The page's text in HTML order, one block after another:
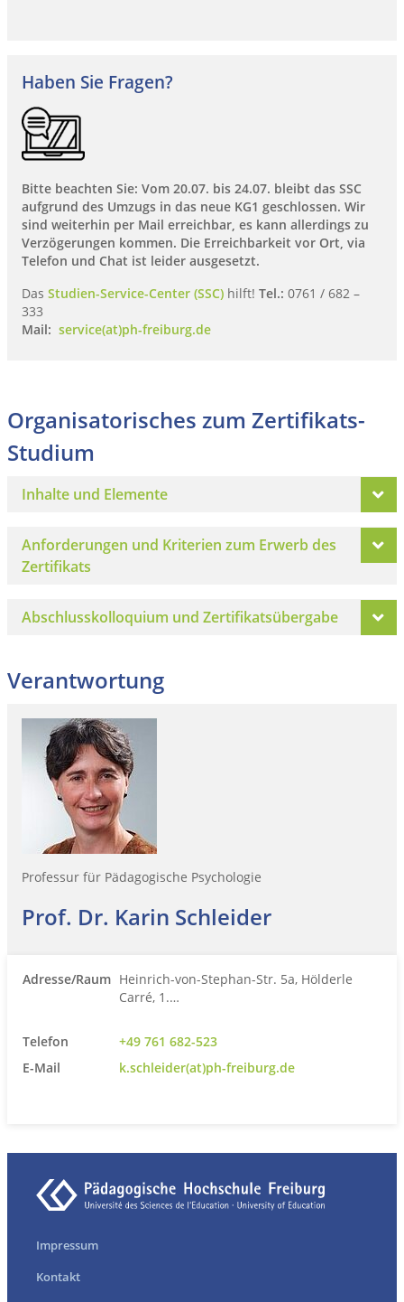
Haben Sie Fragen?
Bitte beachten Sie: Vom 20.07. bis 24.07. bleibt das SSC
aufgrund des Umzugs in das neue KG1 geschlossen. Wir
sind weiterhin per Mail erreichbar, es kann allerdings zu
Verzögerungen kommen. Die Erreichbarkeit vor Ort, via
Telefon und Chat ist leider ausgesetzt.
Das Studien-Service-Center (SSC) hilft! Tel.: 0761 / 682 –
333
Mail: service(at)ph-freiburg.de
Organisatorisches zum Zertifikats-
Studium
Inhalte und Elemente
Anforderungen und Kriterien zum Erwerb des
Zertifikats
Abschlusskolloquium und Zertifikatsübergabe
Verantwortung
Professur für Pädagogische Psychologie
Prof. Dr. Karin Schleider
Adresse/Raum Heinrich-von-Stephan-Str. 5a, Hölderle
Carré, 1.…
Telefon
+49 761 682-523
E-Mail
k.schleider(at)ph-freiburg.de
Impressum
Kontakt